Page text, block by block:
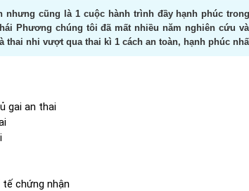
nhưng cũng là 1 cuộc hành trình đầy hạnh phúc
Phương chúng tôi đã mất nhiều năm nghiên cứu
thai nhi vượt qua thai kì 1 cách an toàn, hạnh phúc
gai an thai
chứng nhận